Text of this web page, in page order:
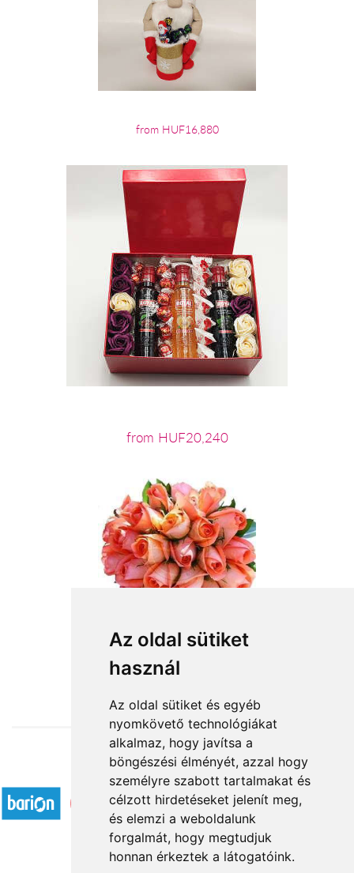
Az oldal sütiket
használ
Az oldal sütiket és egyéb
nyomkövető technológiákat
alkalmaz, hogy javítsa a
böngészési élményét, azzal hogy
személyre szabott tartalmakat és
célzott hirdetéseket jelenít meg,
és elemzi a weboldalunk
forgalmát, hogy megtudjuk
honnan érkeztek a látogatóink.
from HUF16,880
from HUF20,240
from HUF52,800
Accepted payment methods